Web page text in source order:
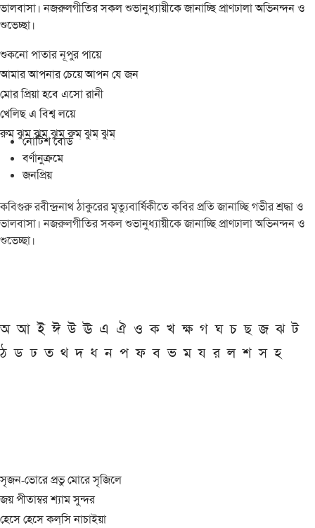
ভালবাসা। নজরুলগীতির সকল শুভানুধ্যায়ীকে জানাচ্ছি প্রাণঢালা অভিনন্দন ও
শুভেচ্ছা।
শুকনো পাতার নূপুর পায়ে
আমার আপনার চেয়ে আপন যে জন
মোর প্রিয়া হবে এসো রানী
খেলিছ এ বিশ্ব লয়ে
রুম্ ঝুম্ ঝুম্ ঝুম্ রুম্ ঝুম্ ঝুম্
নোটিশ বোর্ড
বর্ণানুক্রমে
জনপ্রিয়
কবিগুরু রবীন্দ্রনাথ ঠাকুরের মৃত্যুবার্ষিকীতে কবির প্রতি জানাচ্ছি গভীর শ্রদ্ধা ও
ভালবাসা। নজরুলগীতির সকল শুভানুধ্যায়ীকে জানাচ্ছি প্রাণঢালা অভিনন্দন ও
শুভেচ্ছা।
অ আ ই ঈ উ ঊ এ ঐ ও ক খ ক্ষ গ ঘ চ ছ জ ঝ ট
ঠ ড ঢ ত থ দ ধ ন প ফ ব ভ ম য র ল শ স হ
সৃজন-ভোরে প্রভু মোরে সৃজিলে
জয় পীতাম্বর শ্যাম সুন্দর
হেসে হেসে কল্‌সি নাচাইয়া